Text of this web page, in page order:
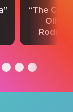
“The
Olivia
testo,